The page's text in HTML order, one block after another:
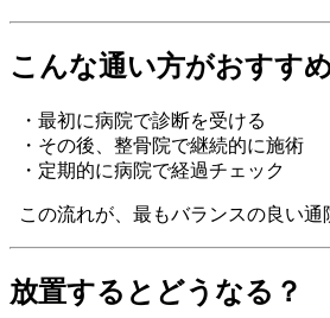
こんな通い方がおすす
・最初に病院で診断を受ける
・その後、整骨院で継続的に施術
・定期的に病院で経過チェック
この流れが、最もバランスの良い通
放置するとどうなる？